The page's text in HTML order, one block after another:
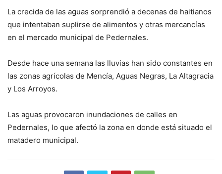
La crecida de las aguas sorprendió a decenas de haitianos
que intentaban suplirse de alimentos y otras mercancías
en el mercado municipal de Pedernales.
Desde hace una semana las lluvias han sido constantes en
las zonas agrícolas de Mencía, Aguas Negras, La Altagracia
y Los Arroyos.
Las aguas provocaron inundaciones de calles en
Pedernales, lo que afectó la zona en donde está situado el
matadero municipal.